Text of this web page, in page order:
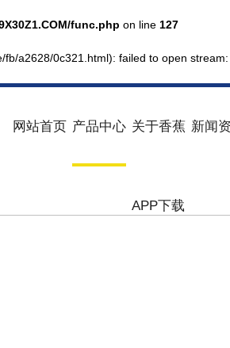
func.php on line 127
a2628/0c321.html): failed to open
网站首页 产品中心 关于香蕉
APP下载
新闻